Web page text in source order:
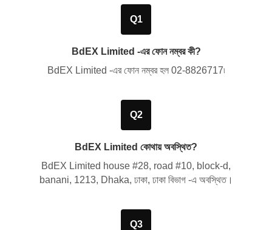
Q1
BdEX Limited -এর ফোন নম্বর কী?
BdEX Limited -এর ফোন নম্বর হল 02-8826717৷
Q2
BdEX Limited কোথায় অবস্থিত?
BdEX Limited house #28, road #10, block-d,
banani, 1213, Dhaka, ঢাকা, ঢাকা বিভাগ-এ অবস্থিত।
Q3